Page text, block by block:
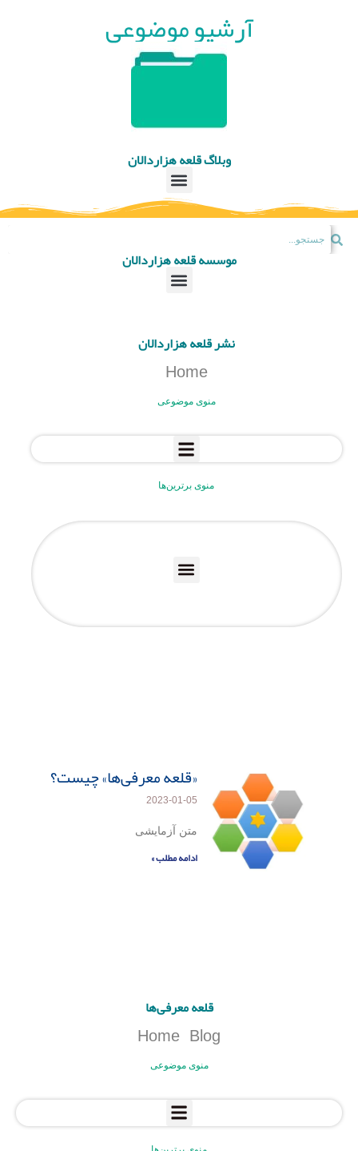
آرشیو موضوعی
وبلاگ قلعه هزاردالان
موسسه قلعه هزاردالان
نشر قلعه هزاردالان
Home
منوی موضوعی
منوی برترین‌ها
«قلعه معرفی‌ها» چیست؟
2023-01-05
متن آزمایشی
ادامه مطلب »
قلعه معرفی‌ها
Home Blog
منوی موضوعی